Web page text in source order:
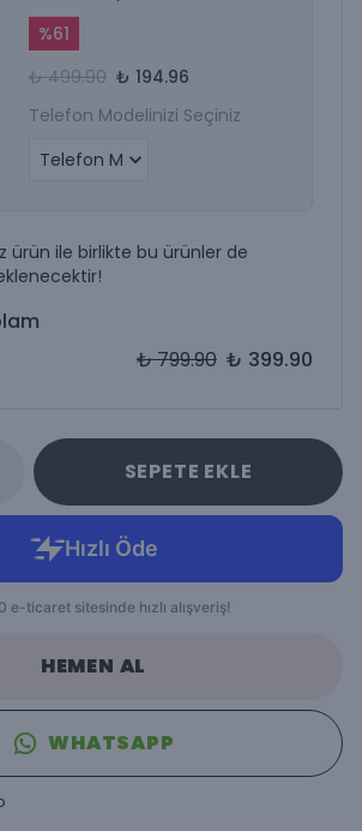
%61
₺ 499.90 ₺ 194.96
Telefon Modelinizi Seçiniz
ürün ile birlikte bu ürünler de
₺ 799.90 ₺ 399.90
SEPETE EKLE
HEMEN AL
WHATSAPP